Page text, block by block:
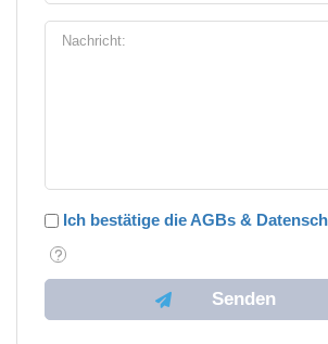
Ich bestätige die AGBs &